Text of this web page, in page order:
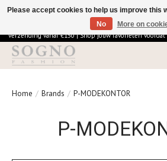
Ontdek de elegantie van SOGNO Fashion | Vandaag
verzending vanaf €150 | Shop jouw favorieten
Home / Brands / P-MODEKONTOR
P-
Please accept cookies to help us improve this
No
More on